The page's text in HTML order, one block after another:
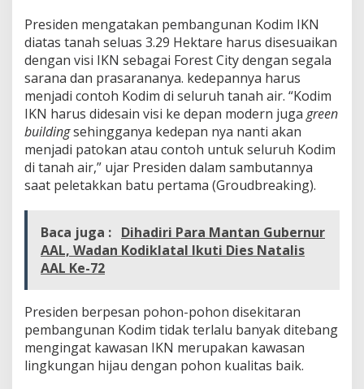
g
K
o
d
i
m
I
K
N
Presiden mengatakan pembangunan Kodim IKN
diatas tanah seluas 3.29 Hektare harus disesuaikan
dengan visi IKN sebagai Forest City dengan segala
sarana dan prasarananya. kedepannya harus
menjadi contoh Kodim di seluruh tanah air. “Kodim
IKN harus didesain visi ke depan modern juga green
buildingsehingganya kedepan nya nanti akan
menjadi patokan atau contoh untuk seluruh Kodim
di tanah air,” ujar Presiden dalam sambutannya
saat peletakkan batu pertama (Groudbreaking).
Baca juga : Dihadiri Para Mantan Gubernur
AAL, Wadan Kodiklatal Ikuti Dies Natalis
AAL Ke-72
Presiden berpesan pohon-pohon disekitaran
pembangunan Kodim tidak terlalu banyak ditebang
mengingat kawasan IKN merupakan kawasan
lingkungan hijau dengan pohon kualitas baik.